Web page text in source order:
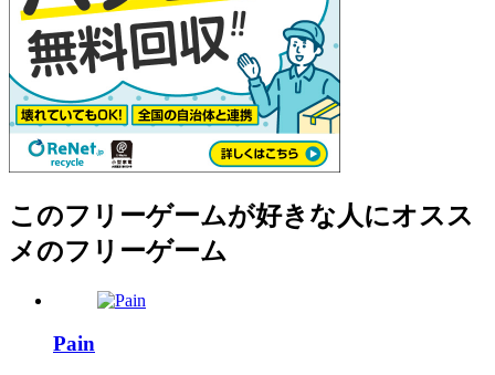
このフリーゲームが好きな人にオスス
メのフリーゲーム
Pain